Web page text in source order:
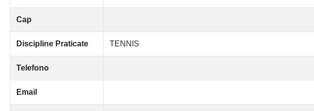
Cap
Discipline Praticate TENNIS
Telefono
Email